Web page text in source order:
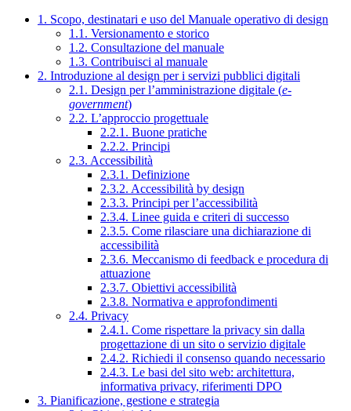
1. Scopo, destinatari e uso del Manuale operativo di design
1.1. Versionamento e storico
1.2. Consultazione del manuale
1.3. Contribuisci al manuale
2. Introduzione al design per i servizi pubblici digitali
2.1. Design per l’amministrazione digitale (e-
government)
2.2. L’approccio progettuale
2.2.1. Buone pratiche
2.2.2. Principi
2.3. Accessibilità
2.3.1. Definizione
2.3.2. Accessibilità by design
2.3.3. Principi per l’accessibilità
2.3.4. Linee guida e criteri di successo
2.3.5. Come rilasciare una dichiarazione di
accessibilità
2.3.6. Meccanismo di feedback e procedura di
attuazione
2.3.7. Obiettivi accessibilità
2.3.8. Normativa e approfondimenti
2.4. Privacy
2.4.1. Come rispettare la privacy sin dalla
progettazione di un sito o servizio digitale
2.4.2. Richiedi il consenso quando necessario
2.4.3. Le basi del sito web: architettura,
informativa privacy, riferimenti DPO
3. Pianificazione, gestione e strategia